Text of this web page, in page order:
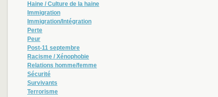
Haine / Culture de la haine
Immigration
Immigration/Intégration
Perte
Peur
Post-11 septembre
Racisme / Xénophobie
Relations homme/femme
Sécurité
Survivants
Terrorisme